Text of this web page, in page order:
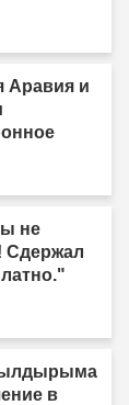
Аравия и
не
Сдержал
в